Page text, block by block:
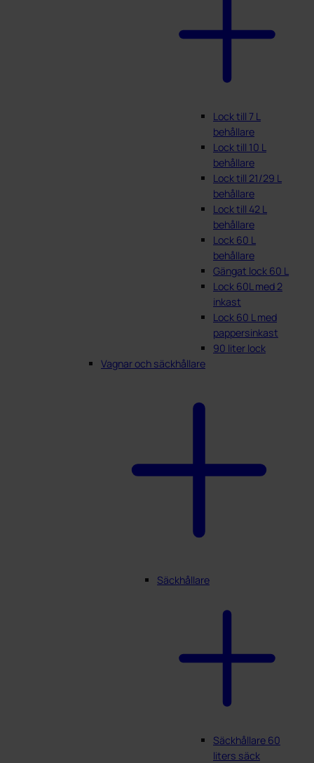
Lock till 7 L
behållare
Lock till 10 L
behållare
Lock till 21/29 L
behållare
Lock till 42 L
behållare
Lock 60 L
behållare
Gängat lock 60 L
Lock 60L med 2
inkast
Lock 60 L med
pappersinkast
90 liter lock
Vagnar och säckhållare
Säckhållare
Säckhållare 60
liters säck